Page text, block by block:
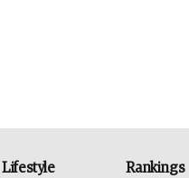
Lifestyle Rankings